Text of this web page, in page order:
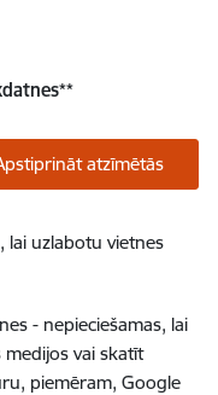
**
atzīmētās
lai uzlabotu vietnes
- nepieciešamas, lai
vai skatīt
piemēram, Google